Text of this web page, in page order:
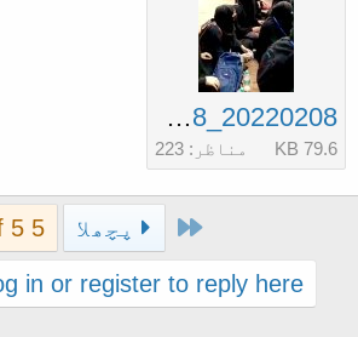
20220208_192328.jpg
79.6 KB مناظر: 223
Firstپچھلا 5 of 5
in or register to reply here.